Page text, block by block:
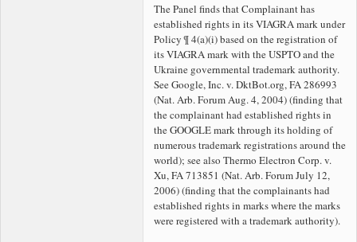
The Panel finds that Complainant has
established rights in its VIAGRA mark under
Policy ¶ 4(a)(i) based on the registration of
its VIAGRA mark with the USPTO and the
Ukraine governmental trademark authority.
See Google, Inc. v. DktBot.org, FA 286993
(Nat. Arb. Forum Aug. 4, 2004) (finding that
the complainant had established rights in
the GOOGLE mark through its holding of
numerous trademark registrations around the
world); see also Thermo Electron Corp. v.
Xu, FA 713851 (Nat. Arb. Forum July 12,
2006) (finding that the complainants had
established rights in marks where the marks
were registered with a trademark authority).